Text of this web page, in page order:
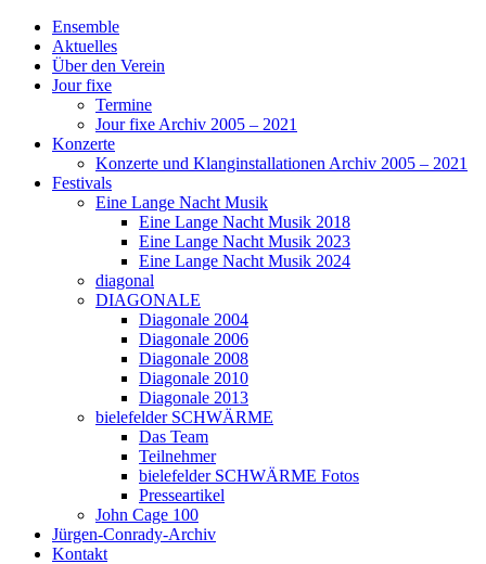
Ensemble
Aktuelles
Über den Verein
Jour fixe
Termine
Jour fixe Archiv 2005 – 2021
Konzerte
Konzerte und Klanginstallationen Archiv 2005 – 2021
Festivals
Eine Lange Nacht Musik
Eine Lange Nacht Musik 2018
Eine Lange Nacht Musik 2023
Eine Lange Nacht Musik 2024
diagonal
DIAGONALE
Diagonale 2004
Diagonale 2006
Diagonale 2008
Diagonale 2010
Diagonale 2013
bielefelder SCHWÄRME
Das Team
Teilnehmer
bielefelder SCHWÄRME Fotos
Presseartikel
John Cage 100
Jürgen-Conrady-Archiv
Kontakt